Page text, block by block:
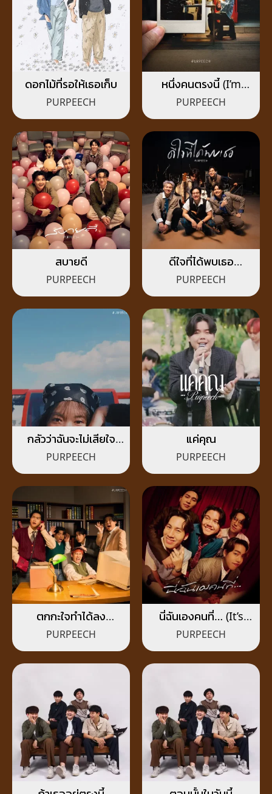
ดอกไม้ที่รอให้เธอเก็บ
PURPEECH
หนึ่งคนตรงนี้ (I’m
here)
PURPEECH
สบายดี
PURPEECH
ดีใจที่ได้พบเธอ
(Peech.)
PURPEECH
กลัวว่าฉันจะไม่เสียใจ
(Fear)
PURPEECH
แค่คุณ
PURPEECH
ตกกะใจทำได้ลง
(Oops.)
PURPEECH
นี่ฉันเองคนที่… (It’s
me)
PURPEECH